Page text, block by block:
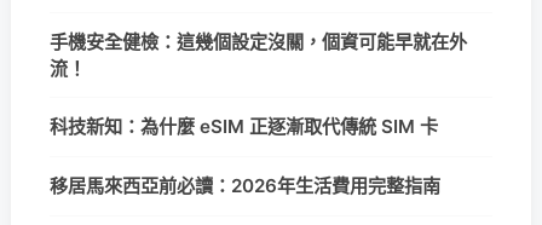
手機安全健檢：這幾個設定沒關，個資可能早就在外
流！
科技新知：為什麼 eSIM 正逐漸取代傳統 SIM 卡
移居馬來西亞前必讀：2026年生活費用完整指南